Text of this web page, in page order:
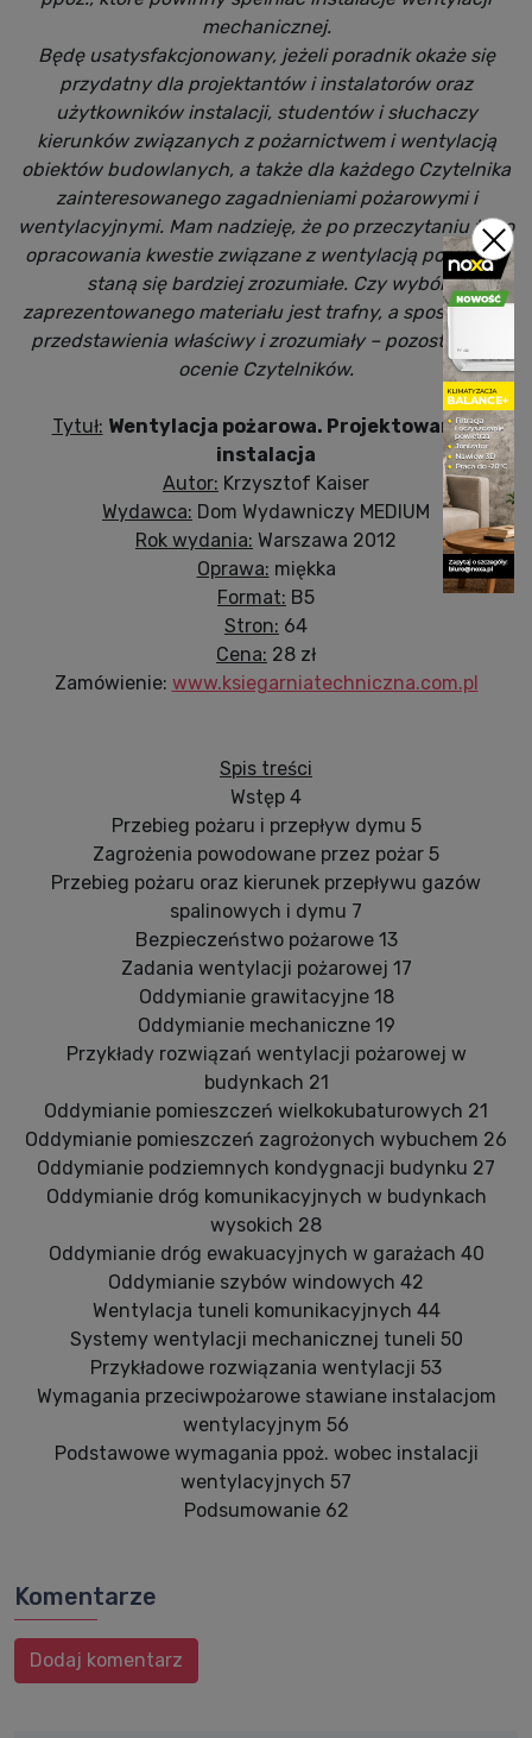
mechanicznej.
Będę usatysfakcjonowany, jeżeli poradnik okaże się
przydatny dla projektantów i instalatorów oraz
użytkowników instalacji, studentów i słuchaczy
kierunków związanych z pożarnictwem i wentylacją
obiektów budowlanych, a także dla każdego Czytelnika
zainteresowanego zagadnieniami pożarowymi i
wentylacyjnymi. Mam nadzieję, że po przeczytaniu tego
opracowania kwestie związane z wentylacją pożarową
staną się bardziej zrozumiałe. Czy wybór
zaprezentowanego materiału jest trafny, a sposób jego
przedstawienia właściwy i zrozumiały – pozostawiam
ocenie Czytelników.
Tytuł: Wentylacja pożarowa. Projektowanie i
instalacja
Autor: Krzysztof Kaiser
Wydawca: Dom Wydawniczy MEDIUM
Rok wydania: Warszawa 2012
Oprawa: miękka
Format: B5
Stron: 64
Cena: 28 zł
Zamówienie: www.ksiegarniatechniczna.com.pl
Spis treści
Wstęp 4
Przebieg pożaru i przepływ dymu 5
Zagrożenia powodowane przez pożar 5
Przebieg pożaru oraz kierunek przepływu gazów
spalinowych i dymu 7
Bezpieczeństwo pożarowe 13
Zadania wentylacji pożarowej 17
Oddymianie grawitacyjne 18
Oddymianie mechaniczne 19
Przykłady rozwiązań wentylacji pożarowej w
budynkach 21
Oddymianie pomieszczeń wielkokubaturowych 21
Oddymianie pomieszczeń zagrożonych wybuchem 26
Oddymianie podziemnych kondygnacji budynku 27
Oddymianie dróg komunikacyjnych w budynkach
wysokich 28
Oddymianie dróg ewakuacyjnych w garażach 40
Oddymianie szybów windowych 42
Wentylacja tuneli komunikacyjnych 44
Systemy wentylacji mechanicznej tuneli 50
Przykładowe rozwiązania wentylacji 53
Wymagania przeciwpożarowe stawiane instalacjom
wentylacyjnym 56
Podstawowe wymagania ppoż. wobec instalacji
wentylacyjnych 57
Podsumowanie 62
Komentarze
Dodaj komentarz